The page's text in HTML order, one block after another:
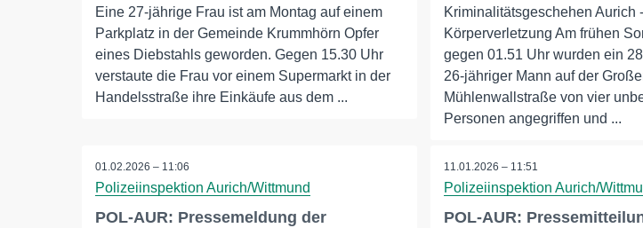
Eine 27-jährige Frau ist am Montag auf einem
Parkplatz in der Gemeinde Krummhörn Opfer
eines Diebstahls geworden. Gegen 15.30 Uhr
verstaute die Frau vor einem Supermarkt in der
Handelsstraße ihre Einkäufe aus dem ...
Kriminalitätsgeschehen Aurich -
Körperverletzung Am frühen
gegen 01.51 Uhr wurden ein
26-jähriger Mann auf der
Mühlenwallstraße von vier
Personen angegriffen und ...
01.02.2026 – 11:06
Polizeiinspektion Aurich/Wittmund
POL-AUR: Pressemeldung der
11.01.2026 – 11:51
Polizeiinspektion Aurich/
POL-AUR: